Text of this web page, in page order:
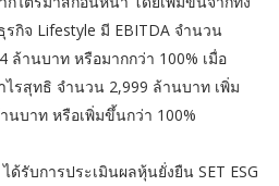
กิจ Lifestyle มี EBITDA จำนวน
ล้านบาท หรือมากกว่า 100% เมื่อ
รสุทธิ จำนวน 2,999 ล้านบาท เพิ่ม
บาท หรือเพิ่มขึ้นกว่า 100%
รับการประเมินผลหุ้นยั่งยืน SET ESG